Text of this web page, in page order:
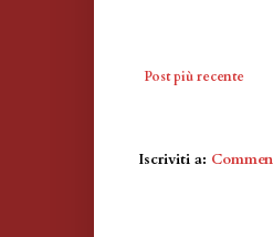
Post più recente
Iscriviti a: